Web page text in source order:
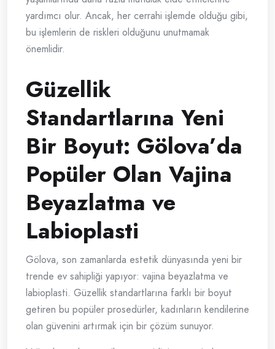
yardımcı olur. Ancak, her cerrahi işlemde olduğu gibi,
bu işlemlerin de riskleri olduğunu unutmamak
önemlidir.
Güzellik
Standartlarına Yeni
Bir Boyut: Gölova’da
Popüler Olan Vajina
Beyazlatma ve
Labioplasti
Gölova, son zamanlarda estetik dünyasında yeni bir
trende ev sahipliği yapıyor: vajina beyazlatma ve
labioplasti. Güzellik standartlarına farklı bir boyut
getiren bu popüler prosedürler, kadınların kendilerine
olan güvenini artırmak için bir çözüm sunuyor.